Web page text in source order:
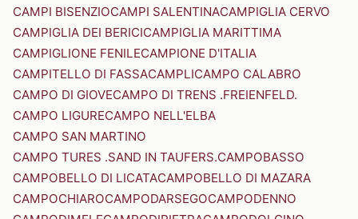
CAMPI BISENZIOCAMPI SALENTINACAMPIGLIA CERVO
CAMPIGLIA DEI BERICICAMPIGLIA MARITTIMA
CAMPIGLIONE FENILECAMPIONE D'ITALIA
CAMPITELLO DI FASSACAMPLICAMPO CALABRO
CAMPO DI GIOVECAMPO DI TRENS .FREIENFELD.
CAMPO LIGURECAMPO NELL'ELBA
CAMPO SAN MARTINO
CAMPO TURES .SAND IN TAUFERS.CAMPOBASSO
CAMPOBELLO DI LICATACAMPOBELLO DI MAZARA
CAMPOCHIAROCAMPODARSEGOCAMPODENNO